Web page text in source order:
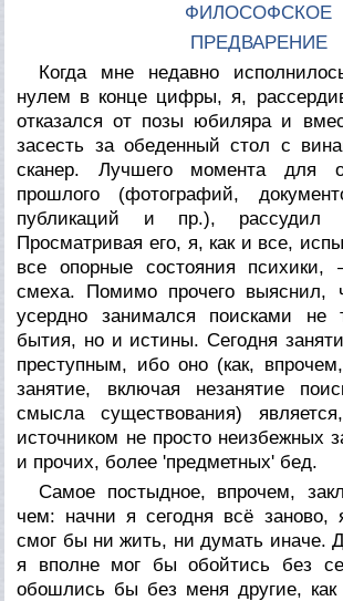
ФИЛОСОФСКОЕ
ПРЕДВАРЕНИЕ
Когда мне недавно
нулем в конце цифры, я,
отказался от позы юбиляра и
засесть за обеденный стол с
сканер. Лучшего момента для
прошлого (фотографий,
публикаций и пр.),
Просматривая его, я, как и все,
все опорные состояния
смеха. Помимо прочего выяснил,
усердно занимался поисками не
бытия, но и истины. Сегодня
преступным, ибо оно (как,
занятие, включая незанятие
смысла существования)
источником не просто неизбежных
и прочих, более 'предметных' бед.
Самое постыдное, впрочем,
чем: начни я сегодня всё заново,
смог бы ни жить, ни думать иначе.
я вполне мог бы обойтись без
обошлись бы без меня другие,